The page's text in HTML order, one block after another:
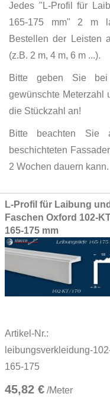
Jedes "L-Profil für
165-175 mm" 2 m
Bestellen der Leisten
(z.B. 2 m, 4 m, 6 m ...).
Bitte geben Sie
gewünschte Meterzahl
die Stückzahl an!
Bitte beachten Sie
beschichteten
2 Wochen dauern kann.
Grouped
product
items
L-Profil für Laibung und
Faschen Oxford 102-
165-175 mm
Artikel-Nr.:
leibungsverkleidung-
165-175
45,82 € /Meter